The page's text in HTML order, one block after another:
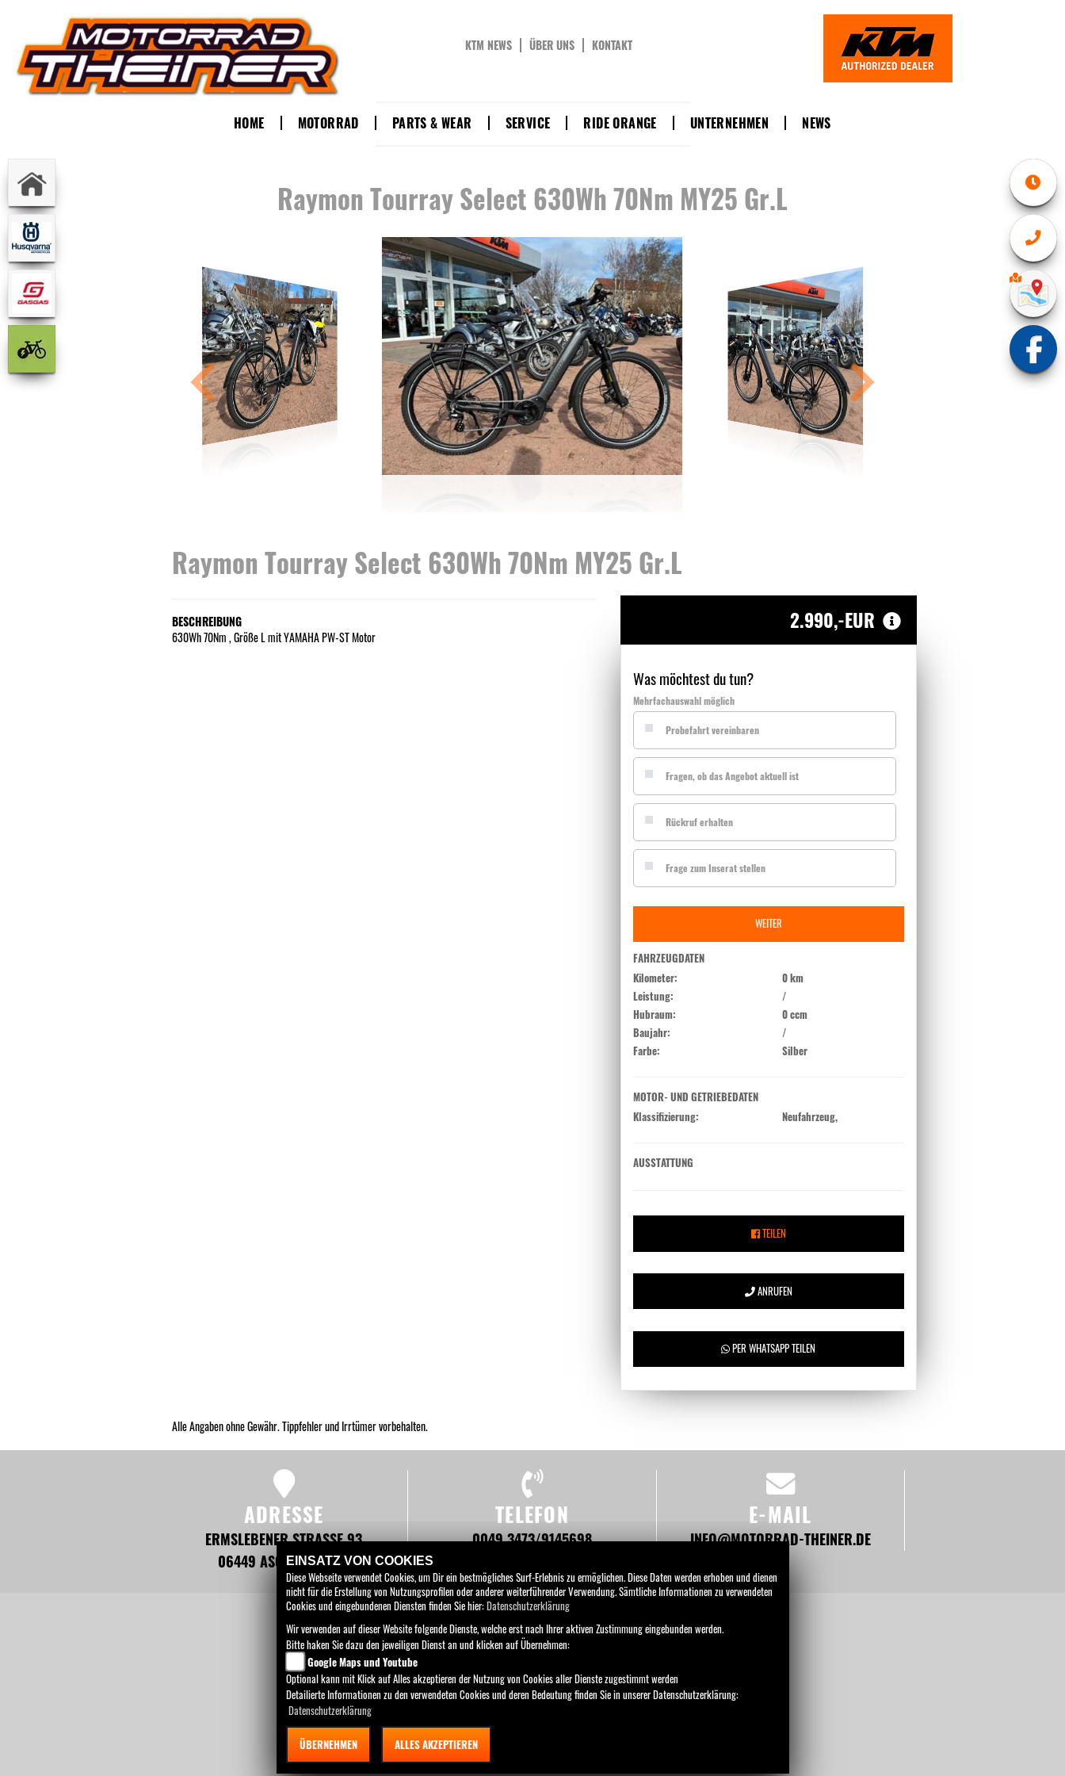
KTM NEWS ÜBER UNS KONTAKT
HOME MOTORRAD PARTS & WEAR SERVICE RIDE ORANGE UNTERNEHMEN NEWS
Raymon Tourray Select 630Wh 70Nm MY25 Gr.L
Raymon Tourray Select 630Wh 70Nm MY25 Gr.L
BESCHREIBUNG
630Wh 70Nm , Größe L mit YAMAHA PW-ST Motor
2.990,-EUR
Was möchtest du tun?
Mehrfachauswahl möglich
Probefahrt vereinbaren
Fragen, ob das Angebot aktuell ist
Rückruf erhalten
Frage zum Inserat stellen
WEITER
FAHRZEUGDATEN
Kilometer:
0 km
Leistung:
/
Hubraum:
0 ccm
Baujahr:
/
Farbe:
Silber
MOTOR- UND GETRIEBEDATEN
Klassifizierung:
Neufahrzeug,
AUSSTATTUNG
TEILEN
ANRUFEN
PER WHATSAPP TEILEN
Alle Angaben ohne Gewähr. Tippfehler und Irrtümer vorbehalten.
ADRESSE
ERMSLEBENER STRASSE 93
06449 ASCHERSLEBEN
TELEFON
0049 3473/9145698
E-MAIL
INFO@MOTORRAD-THEINER.DE
HOME MOTORRAD PARTS & WEAR SERVICE RIDE ORANGE UNTERNEHMEN
Motorrad Theiner
Ermslebener Strasse 93 , 06449 Aschersleben
EINSATZ VON COOKIES
Diese Webseite verwendet Cookies, um Dir ein bestmögliches Surf-Erlebnis zu ermöglichen. Diese Daten werden erhoben und dienen
nicht für die Erstellung von Nutzungsprofilen oder anderer weiterführender Verwendung. Sämtliche Informationen zu verwendeten
Cookies und eingebundenen Diensten finden Sie hier:Datenschutzerklärung
Wir verwenden auf dieser Website folgende Dienste, welche erst nach Ihrer aktiven Zustimmung eingebunden werden.
Bitte haken Sie dazu den jeweiligen Dienst an und klicken auf Übernehmen:
Google Maps und Youtube
Optional kann mit Klick auf Alles akzeptieren der Nutzung von Cookies aller Dienste zugestimmt werden
Detailierte Informationen zu den verwendeten Cookies und deren Bedeutung finden Sie in unserer Datenschutzerklärung:
Datenschutzerklärung
ÜBERNEHMEN ALLES AKZEPTIEREN